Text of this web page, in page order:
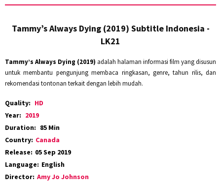
Tammy’s Always Dying (2019) Subtitle Indonesia -
LK21
Tammy’s Always Dying (2019) adalah halaman informasi film yang disusun
untuk membantu pengunjung membaca ringkasan, genre, tahun rilis, dan
rekomendasi tontonan terkait dengan lebih mudah.
Quality: HD
Year: 2019
Duration: 85 Min
Country: Canada
Release: 05 Sep 2019
Language: English
Director: Amy Jo Johnson